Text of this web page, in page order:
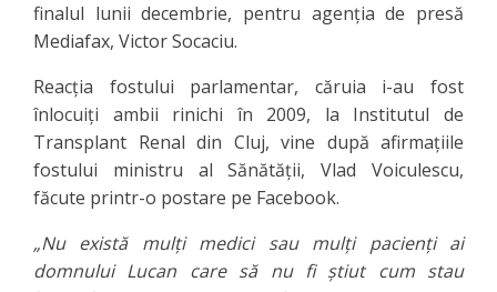
finalul lunii decembrie, pentru agenţia de presă
Mediafax, Victor Socaciu.
Reacţia fostului parlamentar, căruia i-au fost
înlocuiţi ambii rinichi în 2009, la Institutul de
Transplant Renal din Cluj, vine după afirmaţiile
fostului ministru al Sănătăţii, Vlad Voiculescu,
făcute printr-o postare pe Facebook.
„Nu există mulţi medici sau mulţi pacienţi ai
domnului Lucan care să nu fi ştiut cum stau